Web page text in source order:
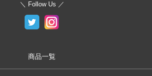
＼ Follow Us ／
商品一覧